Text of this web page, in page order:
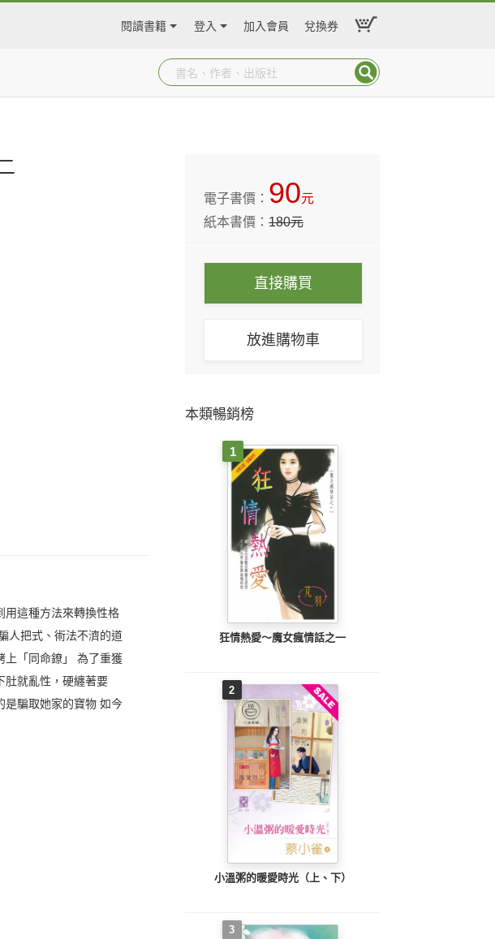
閱讀書籍 登入 加入會員 兌換券
用這種方法來轉換性格
人把式、術法不濟的道
上「同命鐐」 為了重獲
肚就亂性，硬纏著要
是騙取她家的寶物 如今
電子書價： 90元
紙本書價：180元
直接購買
放進購物車
本類暢銷榜
1
狂情熱愛～魔女瘋情話之一
2
小溫粥的暖愛時光（上、下）
3